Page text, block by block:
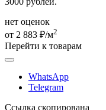
нет оценок
от 2 883 ₽/м2
Перейти к товарам
WhatsApp
Telegram
Ссылка скопирована